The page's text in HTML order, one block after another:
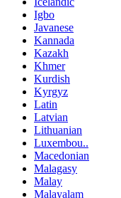
Igbo
Javanese
Kannada
Kazakh
Khmer
Kurdish
Kyrgyz
Latin
Latvian
Lithuanian
Luxembou..
Macedonian
Malagasy
Malay
Malayalam